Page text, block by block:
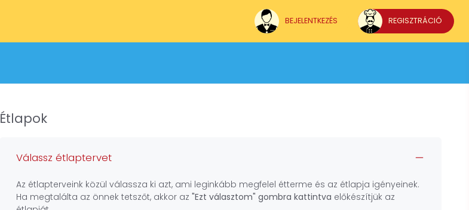
BEJELENTKEZÉS REGISZTRÁCIÓ
Étlapok
Válassz étlaptervet
Az étlapterveink közül válassza ki azt, ami leginkább megfelel étterme és az étlapja igényeinek.
Ha megtalálta az önnek tetszőt, akkor az "Ezt választom" gombra kattintva előkészítjük az